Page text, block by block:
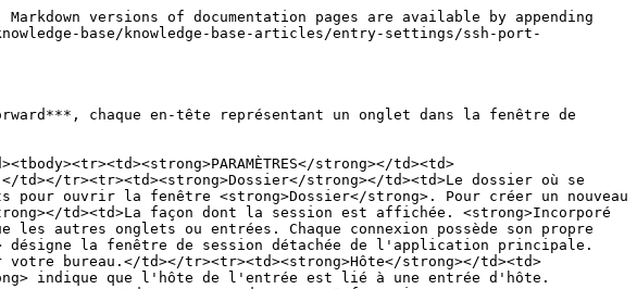
incorporées</strong>, qui vous permet de saisir manuellement une clé privée (ou d'en générer une via le <strong>Générateur de clés SSH</strong>).</li><li><strong>Lié (coffre)</strong>, qui vous permet de choisir une entrée de clé SSH à partir de laquelle récupérer une clé. Pour utiliser cette fonctionnalité, les utilisateurs doivent avoir l'autorisation <strong>Afficher</strong> sur l'entrée.</li><li><strong>Lié (coffre externe)</strong>, qui vous permet de choisir une entrée de clé SSH dans un coffre externe à partir de laquelle récupérer une clé. Pour utiliser cette fonctionnalité, les utilisateurs doivent avoir l'autorisation <strong>Afficher</strong> sur l'entrée.</li><li><strong>Ma clé SSH personnelle</strong>, qui utilise la clé SSH définie dans <strong>Fichier</strong> – <strong>Mes paramètres de compte</strong> – <strong>Ma clé SSH personnelle</strong>, sous <strong>Informations d'identification locales</strong>.</li><li><strong>Rechercher par nom (coffre utilisateur)</strong>, qui vous permet de saisir le nom d'une entrée de clé SSH spécifique dans le coffre utilisateur actuel à partir de laquelle récupérer une clé.</li><li><strong>Compte privilégié</strong>, qui vous permet de choisir un compte PAM dans une liste précédemment configurée dans Devolutions Server.</li></ul></td></tr><tr><td><strong>Coffre</strong></td><td>Le menu déroulant peut être utilisé pour sélectionner une clé SSH. Le bouton représentant des points de suspension ouvre une fenêtre pour parcourir le coffre actuel à la recherche de clés SSH (ce champ est uniquement disponible si le <strong>Type d'entrée</strong> est <strong>Lié (coffre)</strong>).</td></tr><tr><td><strong>Phrase de passe</strong></td><td>La phrase de passe utilisée pour déchiffrer la clé.</td></tr><tr><td><strong>Fichier</strong></td><td>Ce champ pointe vers le fichier de clé SSH (ce champ est uniquement disponible si le <strong>Type d'entrée</strong> est <strong>Fichier (local)</strong>).</td></tr><tr><td><strong>Clé privée</strong></td><td>Sélectionnez ou générez un fichier de clé privée (ce champ est réservé aux données incorporées et la clé est enregistrée dans Remote Desktop Manager).</td></tr></tbody></table>

#### Certificat

![](https://cdnweb.devolutions.net/docs/RDMW4390_2025_3.png)

| **PARAMÈTRES**          | **DESCRIPTION**                              |
| ----------------------- | -------------------------------------------- |
| **Fichier (local)**     | Sélectionnez un fichier de certificat local. |
| **Données incorporées** | Stockez le certificat dans l'entrée SSH.     |

### Proxy

![](https://cdnweb.devolutions.net/docs/RDMW4391_2025_3.png)

<table data-header-hidden><thead><tr><th width="178.79998779296875"></th><th></th></tr></thead><tbody><tr><td><strong>PARAMÈTRE</strong></td><td><strong>DESCRIPTION</strong></td></tr><tr><td><strong>Mode proxy</strong></td><td>Le mode <em><strong>Lien</strong></em> pointe vers une entrée <em><strong>Tunnel proxy</strong></em>. Le mode <em><strong>Personnalisé</strong></em> configure un proxy personnalisé avec les mêmes paramètres qu'un tunnel proxy.</td></tr></tbody></table>

* Les caractères génériques, tels que les astérisques (\*), qui sont interprétés comme un nombre quelconque de caractères (y compris 0), et les points d'interrogation, dont chacun représente un seul caractère.
* La notation avec point initial, selon laquelle « .domain.com » équivaut à « \*.domain.com ».

### Gateway

![](https://cdnweb.devolutions.net/docs/RDMW4392_2025_3.png)

<table data-header-hidden><thead><tr><th width="198.79998779296875"></th><th></th></tr></thead><tbody><tr><td><strong>PARAMÈTRE</strong></td><td><strong>DESCRIPTION</strong></td></tr><tr><td><strong>Mode gateway</strong></td><td>Le mode <em><strong>Personnalisé</strong></em> vous permet de configurer un gateway. Le mode <em><strong>Lié</strong></em> sélectionne un SSH gateway déjà existant.</td></tr></tbody></table>

### Journaux

![](https://cdnweb.devolutions.net/docs/RDMW4393_2025_3.png)

<table data-header-hidden><thead><tr><th width="197.200073242